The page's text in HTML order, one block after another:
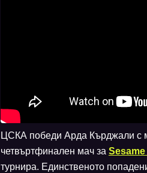
ЦСКА победи Арда Кърджали с
четвъртфинален мач за
турнира. Единственото